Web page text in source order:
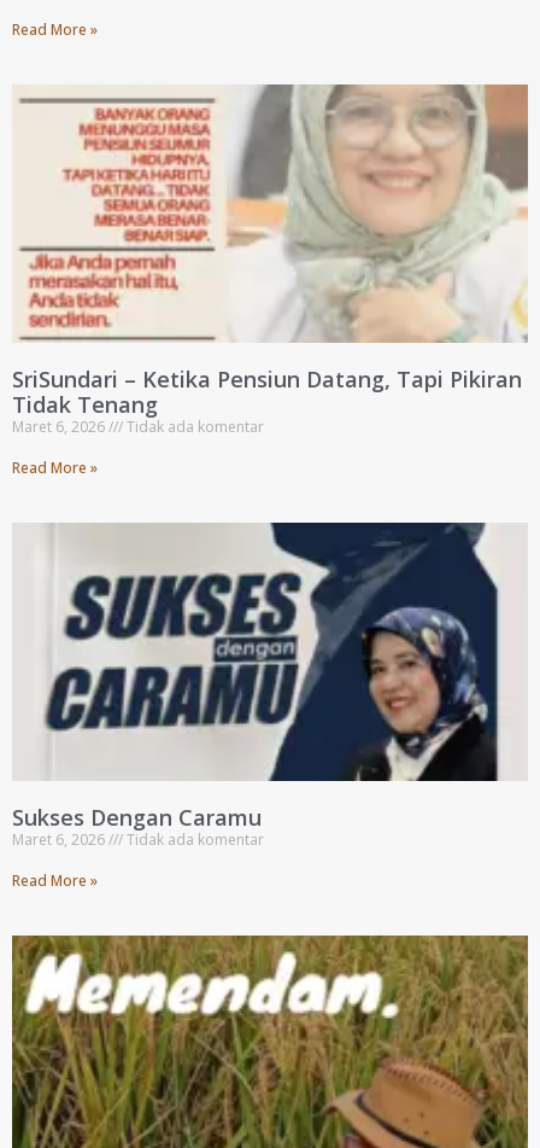
Read More »
SriSundari – Ketika Pensiun Datang, Tapi Pikiran
Tidak Tenang
Maret 6, 2026
Tidak ada komentar
Read More »
Sukses Dengan Caramu
Maret 6, 2026
Tidak ada komentar
Read More »